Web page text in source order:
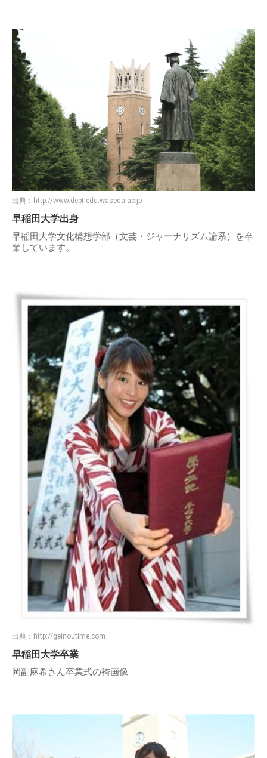
出典： http://www.dept.edu.waseda.ac.jp
早稲田大学出身
早稲田大学文化構想学部（文芸・ジャーナリズム論系）を卒
業しています。
出典： http://geinoutime.com
早稲田大学卒業
岡副麻希さん卒業式の袴画像